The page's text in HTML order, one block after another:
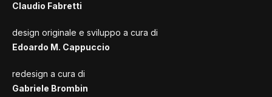
Claudio Fabretti
design originale e sviluppo a cura di
Edoardo M. Cappuccio
redesign a cura di
Gabriele Brombin